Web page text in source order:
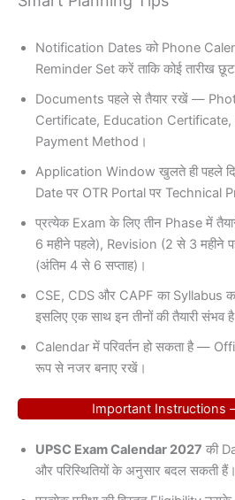
Notification Dates को Phone
Reminder Set करें ताकि कोई तारीख
Documents पहले से तैयार रखें —
Certificate, Education
Payment Method।
Application Window खुलते ही पहले
Date पर OTR Portal पर Technical
प्रत्येक Exam के लिए तीन Phase में
6 महीने पहले), Revision (2 से 3
(अंतिम 4 से 6 सप्ताह)।
CSE, CDS और CAPF का Syllabus
इसलिए एक साथ इन तीनों की तैयारी संभव
Calendar में परिवर्तन हो सकता है —
रूप से नजर बनाए रखें।
Important Instructions
UPSC Exam Calendar 2027 की
और परिस्थितियों के अनुसार बदल सकती हैं।